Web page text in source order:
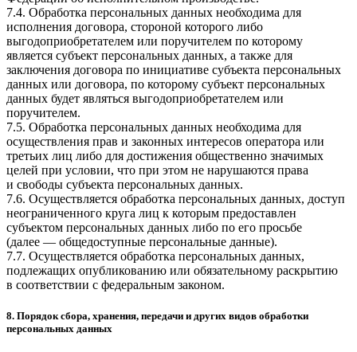
7.4. Обработка персональных данных необходима для
исполнения договора, стороной которого либо
выгодоприобретателем или поручителем по которому
является субъект персональных данных, а также для
заключения договора по инициативе субъекта персональных
данных или договора, по которому субъект персональных
данных будет являться выгодоприобретателем или
поручителем.
7.5. Обработка персональных данных необходима для
осуществления прав и законных интересов оператора или
третьих лиц либо для достижения общественно значимых
целей при условии, что при этом не нарушаются права
и свободы субъекта персональных данных.
7.6. Осуществляется обработка персональных данных, доступ
неограниченного круга лиц к которым предоставлен
субъектом персональных данных либо по его просьбе
(далее — общедоступные персональные данные).
7.7. Осуществляется обработка персональных данных,
подлежащих опубликованию или обязательному раскрытию
в соответствии с федеральным законом.
8. Порядок сбора, хранения, передачи и других видов обработки
персональных данных